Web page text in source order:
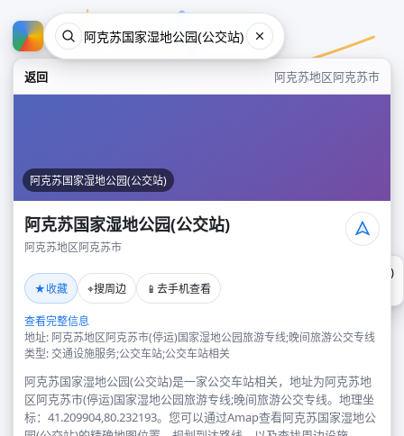
返回 阿克苏地区阿克苏市
阿克苏国家湿地公园(公交站)
阿克苏国家湿地公园(公交站)
阿克苏地区阿克苏市
★收藏 ⌖搜周边 📱 去手机查看
查看完整信息
地址: 阿克苏地区阿克苏市(停运)国家湿地公园旅游专线;晚间旅游公交专线
类型: 交通设施服务;公交车站;公交车站相关
阿克苏国家湿地公园(公交站)是一家公交车站相关，地址为阿克苏地
区阿克苏市(停运)国家湿地公园旅游专线;晚间旅游公交专线。地理坐
标：41.209904,80.232193。您可以通过Amap查看阿克苏国家湿地公
阿克苏国家湿地公园(公交站)